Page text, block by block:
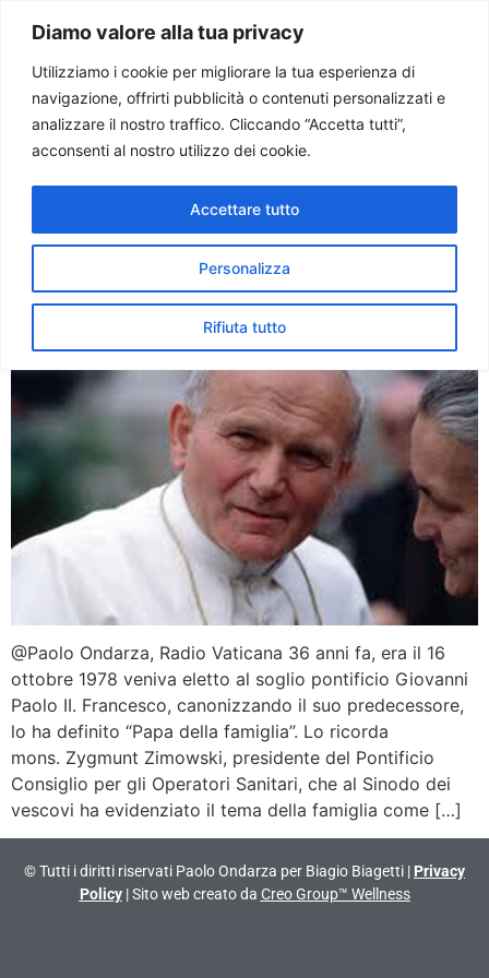
Diamo valore alla tua privacy
Utilizziamo i cookie per migliorare la tua esperienza di
navigazione, offrirti pubblicità o contenuti personalizzati e
analizzare il nostro traffico. Cliccando “Accetta tutti”,
acconsenti al nostro utilizzo dei cookie.
Personalizza
Rifiuta tutto
Accettare tutto
Paolo Ondarza
Tag:malattia
36 anni fa l’elezione di
Giovanni Paolo II. Zimowski:
Papa della famiglia
@Paolo Ondarza, Radio Vaticana 36 anni fa, era il 16
ottobre 1978 veniva eletto al soglio pontificio Giovanni
Paolo II. Francesco, canonizzando il suo predecessore,
lo ha definito “Papa della famiglia”. Lo ricorda
mons. Zygmunt Zimowski, presidente del Pontificio
Consiglio per gli Operatori Sanitari, che al Sinodo dei
vescovi ha evidenziato il tema della famiglia come […]
© Tutti i diritti riservati Paolo Ondarza per Biagio Biagetti | Privacy
Policy| Sito web creato da Creo Group™ Wellness